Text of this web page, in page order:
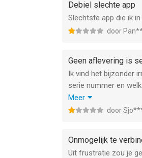
Debiel slechte app
Slechtste app die ik
door
Geen aflevering is
Ik vind het bijzonder
serie nummer en
Bij KPN is die
worden. Een andere
wil maar zo iets
Meer
door
Onmogelijk te
Uit frustratie zou je